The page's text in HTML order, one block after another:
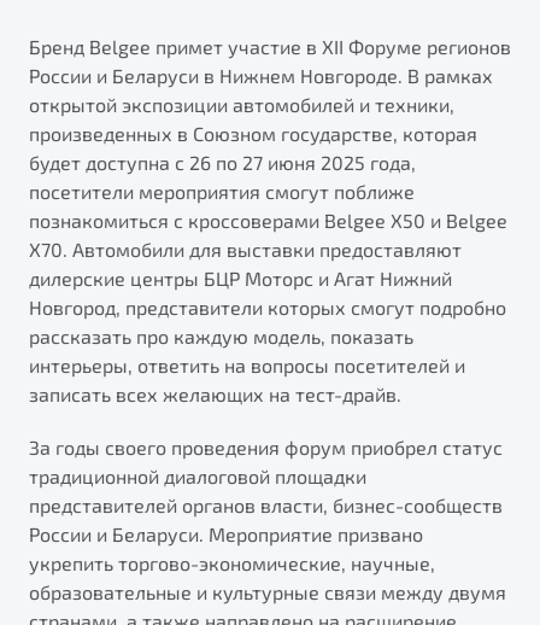
Элегантный и практичный седан
от 1 699 990 ₽*
Обзор В наличии
X70
Узнайте о специальных выгодах при покупке
автомобиля Belgee
Подробно
Тест-драйв
Автокредит
Спецпредложения
Помощь на дорогах
Будьте еще более уверены на дорогах с программой
Преимущества программы
Запись на сервис
Бренд Belgee примет участие в XII Форуме регионов
России и Беларуси в Нижнем Новгороде. В рамках
открытой экспозиции автомобилей и техники,
произведенных в Союзном государстве, которая
будет доступна с 26 по 27 июня 2025 года,
посетители мероприятия смогут поближе
познакомиться с кроссоверами Belgee X50 и Belgee
X70. Автомобили для выставки предоставляют
дилерские центры БЦР Моторс и Агат Нижний
Новгород, представители которых смогут подробно
рассказать про каждую модель, показать
интерьеры, ответить на вопросы посетителей и
записать всех желающих на тест-драйв.
За годы своего проведения форум приобрел статус
традиционной диалоговой площадки
представителей органов власти, бизнес-сообществ
России и Беларуси. Мероприятие призвано
укрепить торгово-экономические, научные,
образовательные и культурные связи между двумя